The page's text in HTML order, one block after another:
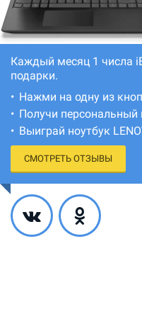
Каждый месяц 1 числа
подарки.
Нажми на одну из
Получи персональный
Выиграй ноутбук
СМОТРЕТЬ ОТЗЫВЫ